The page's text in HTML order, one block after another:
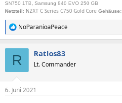
SN750 1TB, Samsung 840 EVO 250 GB
Netzteil: NZXT C Series C750 Gold Core Gehäuse:
R
e
e
NoParanioaPeace
R Ratlos83
Lt. Commander
6. Juni 2021